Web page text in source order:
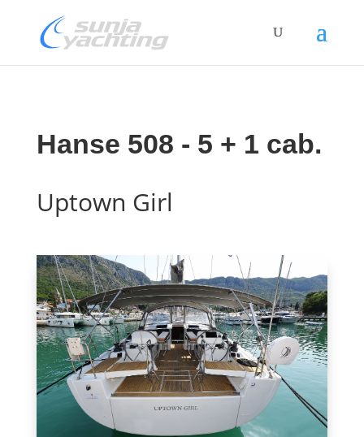
Hanse 508 - 5 + 1 cab.
Uptown Girl